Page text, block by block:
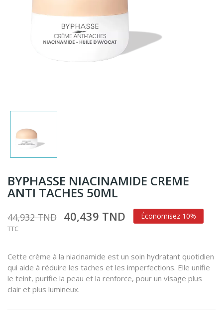
BYPHASSE NIACINAMIDE CREME
ANTI TACHES 50ML
44,932 TND 40,439 TND Économisez 10%
TTC
Cette crème à la niacinamide est un soin hydratant quotidien
qui aide à réduire les taches et les imperfections. Elle unifie
le teint, purifie la peau et la renforce, pour un visage plus
clair et plus lumineux.